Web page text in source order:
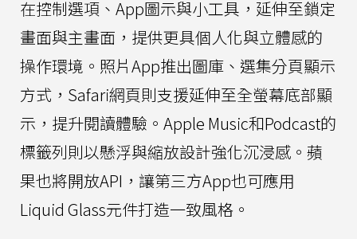
在控制選項、App圖示與小工具，延伸至鎖定
畫面與主畫面，提供更具個人化與立體感的
操作環境。照片App推出圖庫、選集分頁顯示
方式，Safari網頁則支援延伸至全螢幕底部顯
示，提升閱讀體驗。Apple Music和Podcast的
標籤列則以懸浮與縮放設計強化沉浸感。蘋
果也將開放API，讓第三方App也可應用
Liquid Glass元件打造一致風格。